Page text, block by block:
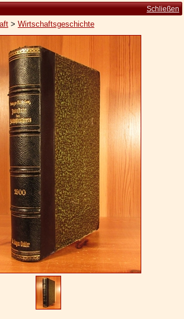
Schließen
> Wirtschaftsgeschichte